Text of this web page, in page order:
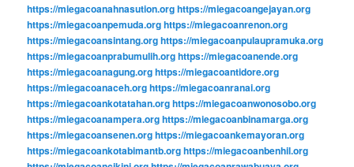
https://miegacoanahnasution.orghttps://miegacoangejayan.org
https://miegacoanpemuda.orghttps://miegacoanrenon.org
https://miegacoansintang.orghttps://miegacoanpulaupramuka.org
https://miegacoanprabumulih.orghttps://miegacoanende.org
https://miegacoanagung.orghttps://miegacoantidore.org
https://miegacoanaceh.orghttps://miegacoanranai.org
https://miegacoankotatahan.orghttps://miegacoanwonosobo.org
https://miegacoanampera.orghttps://miegacoanbinamarga.org
https://miegacoansenen.orghttps://miegacoankemayoran.org
https://miegacoankotabimantb.orghttps://miegacoanbenhil.org